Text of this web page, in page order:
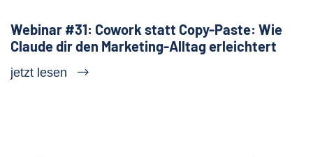
Webinar #31: Cowork statt Copy-Paste: Wie
Claude dir den Marketing-Alltag erleichtert
jetzt lesen